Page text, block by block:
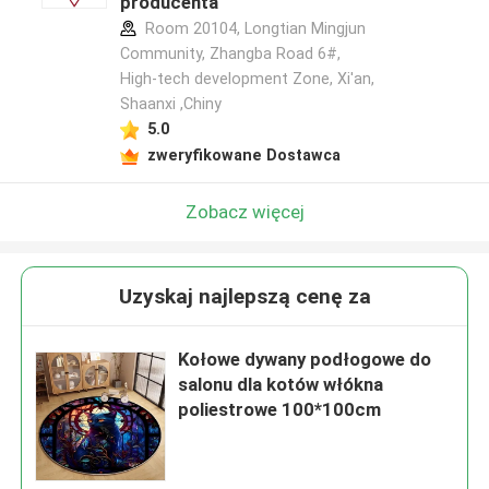
Room 20104, Longtian Mingjun
Community, Zhangba Road 6#,
High-tech development Zone, Xi'an,
Shaanxi ,Chiny
5.0
zweryfikowane Dostawca
Zobacz więcej
Uzyskaj najlepszą cenę za
Kołowe dywany podłogowe do
salonu dla kotów włókna
poliestrowe 100*100cm